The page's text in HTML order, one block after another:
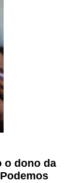
o dono da